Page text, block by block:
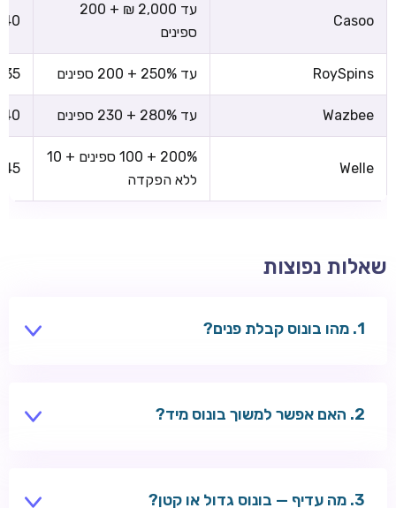
Casoo
עד 2,000 ₪ + 200
ספינים
RoySpins עד 250% + 200 ספינים
Wazbee עד 280% + 230 ספינים
Welle
200% + 100 ספינים + 10
ללא הפקדה
שאלות נפוצות
מהו בונוס קבלת פנים?
האם אפשר למשוך בונוס מיד?
מה עדיף — בונוס גדול או קטן?